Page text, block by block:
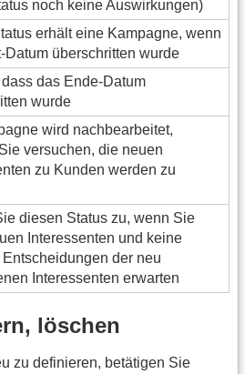
noch keine Auswirkungen)
erhält eine Kampagne, wenn
Datum überschritten wurde
das Ende-Datum
wurde
wird nachbearbeitet,
versuchen, die neuen
zu Kunden werden zu
diesen Status zu, wenn Sie
Interessenten und keine
der neu
Interessenten erwarten
löschen
zu definieren, betätigen Sie